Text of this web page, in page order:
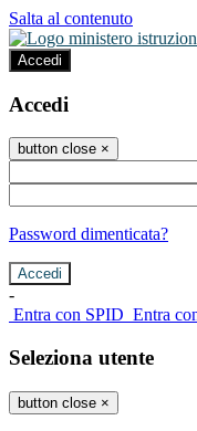
Salta al contenuto
Accedi
Accedi
button close ×
Password dimenticata?
-
Entra con SPID Entra
Seleziona utente
button close ×